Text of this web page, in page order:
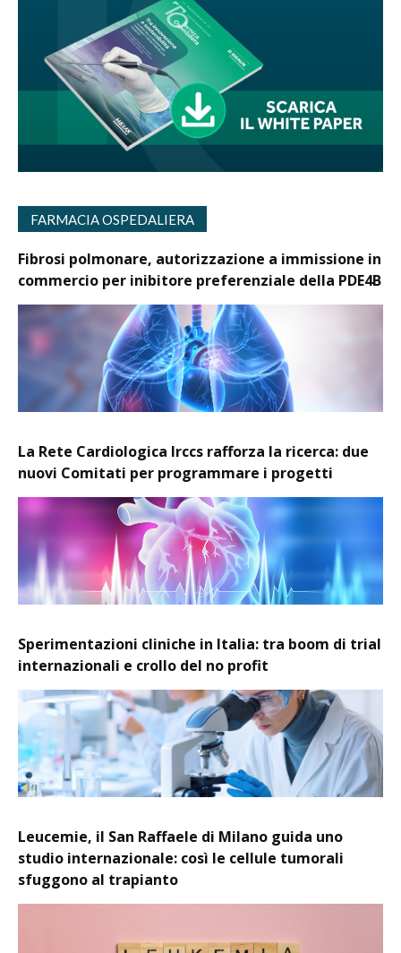
FARMACIA OSPEDALIERA
Fibrosi polmonare, autorizzazione a immissione in
commercio per inibitore preferenziale della PDE4B
La Rete Cardiologica Irccs rafforza la ricerca: due
nuovi Comitati per programmare i progetti
Sperimentazioni cliniche in Italia: tra boom di trial
internazionali e crollo del no profit
Leucemie, il San Raffaele di Milano guida uno
studio internazionale: così le cellule tumorali
sfuggono al trapianto